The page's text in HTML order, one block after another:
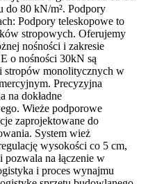
do 80 kN/m². Podpory
Podpory teleskopowe to
stropowych. Oferujemy
nośności i zakresie
o nośności 30kN są
stropów monolitycznych w
Precyzyjna
na dokładne
Wieże podporowe
zaprojektowane do
System wież
wysokości co 5 cm,
na łączenie w
i proces wynajmu